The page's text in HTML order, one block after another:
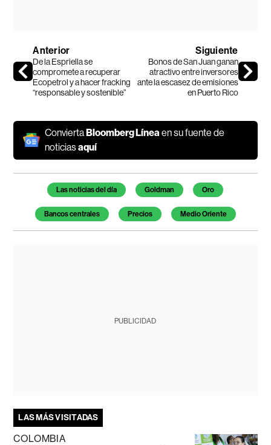
Anterior
De la Espriella se
compromete a recuperar
Ecopetrol y a hacer fracking
“responsable y sostenible”
Siguiente
Bonos de San Juan ganan
atractivo entre inversores
ante la escasez de emisiones
en Puerto Rico
ConviertaBloomberg Línea en su fuente de
noticiasaquí
Temas de este artículo
Las noticias del día Goldman Oro
Bancos centrales Precios Medio Oriente
PUBLICIDAD
LAS MÁS VISITADAS
COLOMBIA